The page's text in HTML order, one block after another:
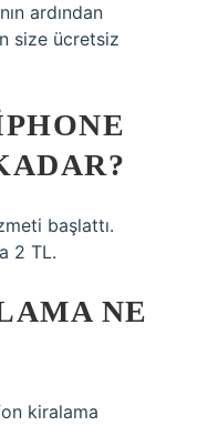
ardından
size ücretsiz
başlattı.
2 TL.
NE
kiralama